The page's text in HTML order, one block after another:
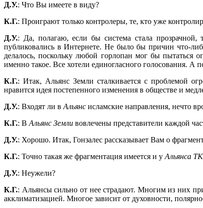
Д.У.: Что Вы имеете в виду?
К.Г.: Проиграют только контролеры, те, кто уже
Д.У.: Да, полагаю, если бы система стала прозрачной,
публиковались в Интернете. Не было бы причин что-
делалось, поскольку любой горлопан мог бы пытаться
именно такое. Все хотели единогласного голосования. А
К.Г.: Итак, Альянс Земли сталкивается с проблемой
нравится идея постепенного изменения в обществе и
Д.У.: Входят ли вАльянс исламские направления, нечто
К.Г.: ВАльянс Земли вовлечены представители каждой
Д.У.: Хорошо. Итак, Гонзалес рассказывает Вам о
К.Г.: Точно такая же фрагментация имеется и уАльянса
Д.У.: Неужели?
К.Г.: Альянсы сильно от нее страдают. Многим из них
акклиматизацией. Многое зависит от духовности,